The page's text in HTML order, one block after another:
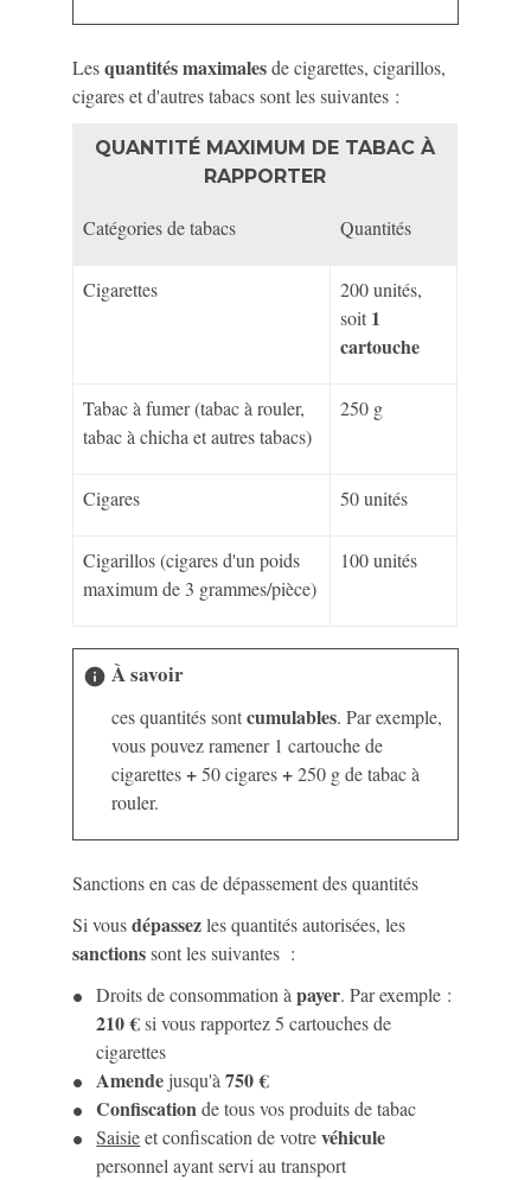
Lesquantités maximalesde cigarettes, cigarillos,
cigares et d'autres tabacs sont les suivantes :
QUANTITÉ MAXIMUM DE TABAC À
RAPPORTER
Catégories de tabacs Quantités
Cigarettes
200 unités,
soit 1
cartouche
Tabac à fumer (tabac à rouler,
tabac à chicha et autres tabacs)
250 g
Cigares 50 unités
Cigarillos (cigares d'un poids
maximum de 3 grammes/pièce)
100 unités
info À savoir
ces quantités sontcumulables. Par exemple,
vous pouvez ramener 1 cartouche de
cigarettes+50 cigares+250 g de tabac à
rouler.
Sanctions en cas de dépassement des quantités
Si vousdépassezles quantités autorisées, les
sanctionssont les suivantes :
Droits de consommation àpayer. Par exemple :
210 €si vous rapportez 5 cartouches de
cigarettes
Amende jusqu'à750 €
Confiscationde tous vos produits de tabac
Saisieet confiscation de votrevéhicule
personnel ayant servi au transport